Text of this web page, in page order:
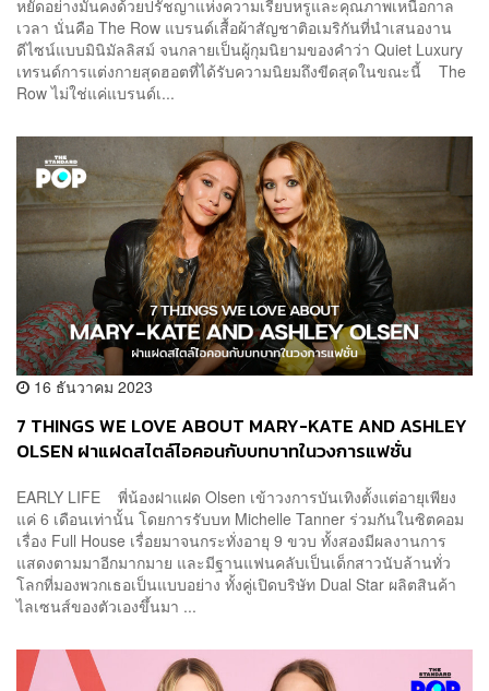
หยัดอย่างมั่นคงด้วยปรัชญาแห่งความเรียบหรูและคุณภาพเหนือกาล
เวลา นั่นคือ The Row แบรนด์เสื้อผ้าสัญชาติอเมริกันที่นำเสนองาน
ดีไซน์แบบมินิมัลลิสม์ จนกลายเป็นผู้กุมนิยามของคำว่า Quiet Luxury
เทรนด์การแต่งกายสุดฮอตที่ได้รับความนิยมถึงขีดสุดในขณะนี้ The
Row ไม่ใช่แค่แบรนด์เ...
16 ธันวาคม 2023
7 THINGS WE LOVE ABOUT MARY-KATE AND ASHLEY
OLSEN ฝาแฝดสไตล์ไอคอนกับบทบาทในวงการแฟชั่น
EARLY LIFE พี่น้องฝาแฝด Olsen เข้าวงการบันเทิงตั้งแต่อายุเพียง
แค่ 6 เดือนเท่านั้น โดยการรับบท Michelle Tanner ร่วมกันในซิตคอม
เรื่อง Full House เรื่อยมาจนกระทั่งอายุ 9 ขวบ ทั้งสองมีผลงานการ
แสดงตามมาอีกมากมาย และมีฐานแฟนคลับเป็นเด็กสาวนับล้านทั่ว
โลกที่มองพวกเธอเป็นแบบอย่าง ทั้งคู่เปิดบริษัท Dual Star ผลิตสินค้า
ไลเซนส์ของตัวเองขึ้นมา ...